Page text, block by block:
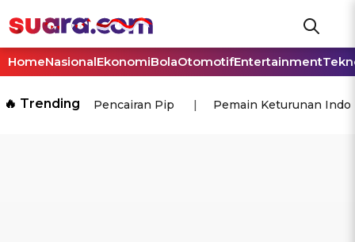
HomeNasionalEkonomiBolaOtomotifEntertainment
🔥 Trending Pencairan Pip Pemain Keturunan